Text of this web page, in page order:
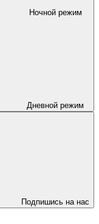
Ночной режим
Дневной режим
Подпишись на нас